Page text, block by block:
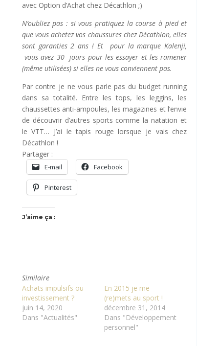
avec Option d’Achat chez Décathlon ;)
N’oubliez pas : si vous pratiquez la course à pied et
que vous achetez vos chaussures chez Décathlon, elles
sont garanties 2 ans ! Et pour la marque Kalenji,
vous avez 30 jours pour les essayer et les ramener
(même utilisées) si elles ne vous conviennent pas.
Par contre je ne vous parle pas du budget running
dans sa totalité. Entre les tops, les leggins, les
chaussettes anti-ampoules, les magazines et l’envie
de découvrir d’autres sports comme la natation et
le VTT… J’ai le tapis rouge lorsque je vais chez
Décathlon !
Partager :
E-mail Facebook
Pinterest
J’aime ça :
Similaire
Achats impulsifs ou
investissement ?
juin 14, 2020
Dans "Actualités"
En 2015 je me
(re)mets au sport !
décembre 31, 2014
Dans "Développement
personnel"